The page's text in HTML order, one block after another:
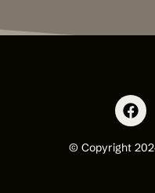
© Copyright